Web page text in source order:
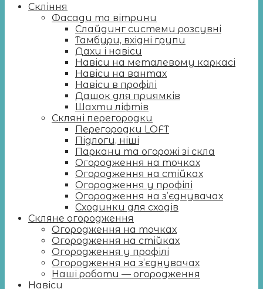
Скління
Фасади та вітрини
Слайдинг системи розсувні
Тамбури, вхідні групи
Дахи і навіси
Навіси на металевому каркасі
Навіси на вантах
Навіси в профілі
Дашок для приямків
Шахти ліфтів
Скляні перегородки
Перегородки LOFT
Підлоги, ніші
Паркани та огорожі зі скла
Огородження на точках
Огородження на стійках
Огородження у профілі
Огородження на з’єднувачах
Сходинки для сходів
Скляне огородження
Огородження на точках
Огородження на стійках
Огородження у профілі
Огородження на з’єднувачах
Наші роботи — огородження
Навіси